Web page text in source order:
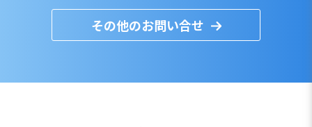
その他のお問い合せ